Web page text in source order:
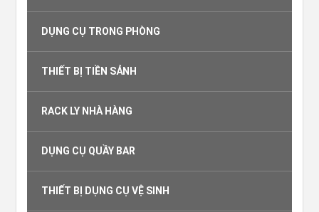
DỤNG CỤ TRONG PHÒNG
THIẾT BỊ TIỀN SẢNH
RACK LY NHÀ HÀNG
DỤNG CỤ QUẦY BAR
THIẾT BỊ DỤNG CỤ VỆ SINH